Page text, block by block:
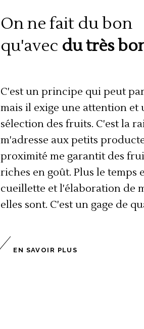
On ne fait du bon
qu'avec dutrès
C'est un principe qui peut
mais il exige une attention et
sélection des fruits. C'est la
m'adresse aux petits
proximité me garantit des
riches en goût. Plus le temps
cueillette et l'élaboration de
elles sont. C'est un gage de
EN SAVOIR PLUS